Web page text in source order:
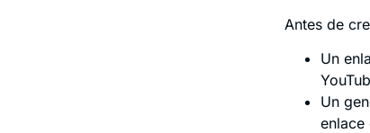
Antes de
Un
Un
enlace